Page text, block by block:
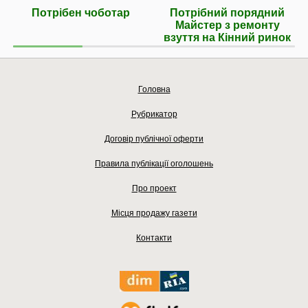
Потрібен чоботар
Потрібний порядний
Майстер з ремонту
взуття на Кінний ринок
Головна
Рубрикатор
Договір публічної оферти
Правила публікації оголошень
Про проект
Місця продажу газети
Контакти